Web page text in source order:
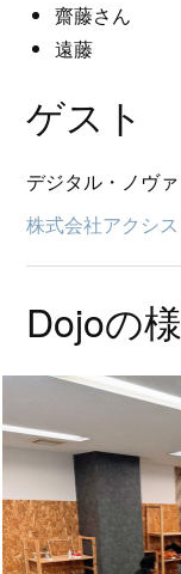
齋藤さん
遠藤
ゲスト
デジタル・ノヴ
株式会社アクシス
Dojoの